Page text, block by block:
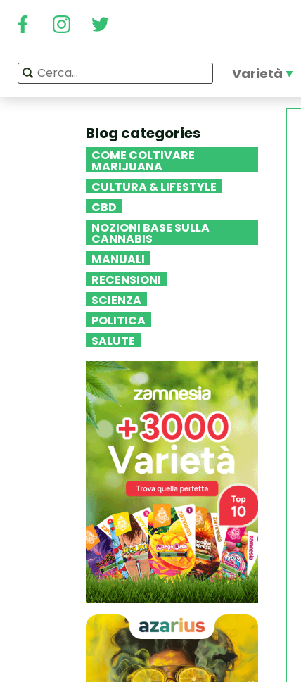
Varietà
Blog categories
COME COLTIVARE
MARIJUANA
CULTURA & LIFESTYLE
CBD
NOZIONI BASE SULLA
CANNABIS
MANUALI
RECENSIONI
SCIENZA
POLITICA
SALUTE